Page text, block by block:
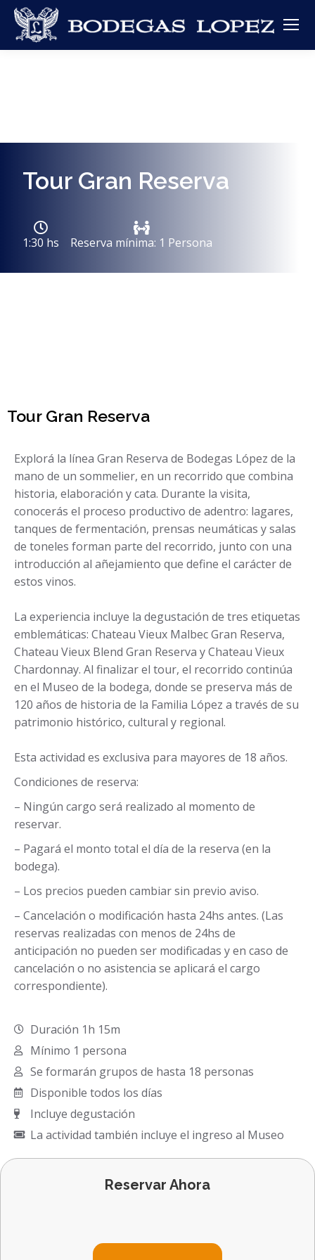
Tour Gran Reserva
1:30 hs Reserva mínima: 1 Persona
Tour Gran Reserva
Explorá la línea Gran Reserva de Bodegas López de la
mano de un sommelier, en un recorrido que combina
historia, elaboración y cata. Durante la visita,
conocerás el proceso productivo de adentro: lagares,
tanques de fermentación, prensas neumáticas y salas
de toneles forman parte del recorrido, junto con una
introducción al añejamiento que define el carácter de
estos vinos.
La experiencia incluye la degustación de tres etiquetas
emblemáticas: Chateau Vieux Malbec Gran Reserva,
Chateau Vieux Blend Gran Reserva y Chateau Vieux
Chardonnay. Al finalizar el tour, el recorrido continúa
en el Museo de la bodega, donde se preserva más de
120 años de historia de la Familia López a través de su
patrimonio histórico, cultural y regional.
Esta actividad es exclusiva para mayores de 18 años.
Condiciones de reserva:
– Ningún cargo será realizado al momento de
reservar.
– Pagará el monto total el día de la reserva (en la
bodega).
– Los precios pueden cambiar sin previo aviso.
– Cancelación o modificación hasta 24hs antes. (Las
reservas realizadas con menos de 24hs de
anticipación no pueden ser modificadas y en caso de
cancelación o no asistencia se aplicará el cargo
correspondiente).
Duración 1h 15m
Mínimo 1 persona
Se formarán grupos de hasta 18 personas
Disponible todos los días
Incluye degustación
La actividad también incluye el ingreso al Museo
Reservar Ahora